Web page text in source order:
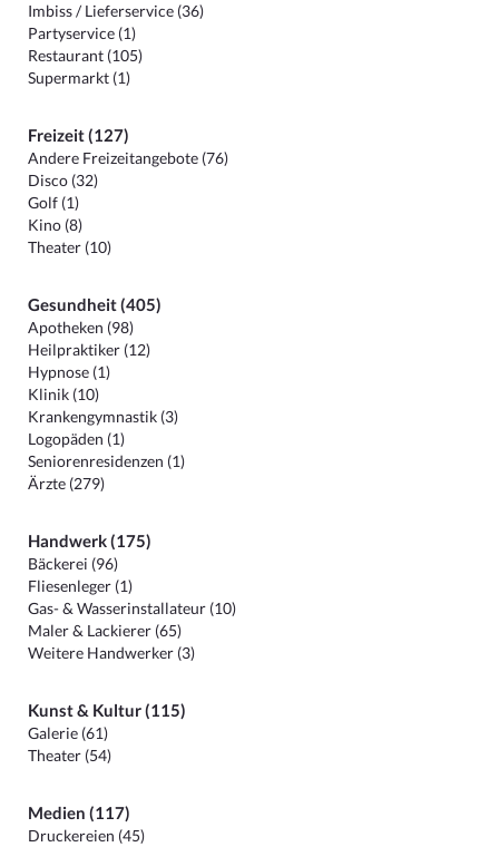
Imbiss / Lieferservice (36)
Partyservice (1)
Restaurant (105)
Supermarkt (1)
Freizeit (127)
Andere Freizeitangebote (76)
Disco (32)
Golf (1)
Kino (8)
Theater (10)
Gesundheit (405)
Apotheken (98)
Heilpraktiker (12)
Hypnose (1)
Klinik (10)
Krankengymnastik (3)
Logopäden (1)
Seniorenresidenzen (1)
Ärzte (279)
Handwerk (175)
Bäckerei (96)
Fliesenleger (1)
Gas- & Wasserinstallateur (10)
Maler & Lackierer (65)
Weitere Handwerker (3)
Kunst & Kultur (115)
Galerie (61)
Theater (54)
Medien (117)
Druckereien (45)